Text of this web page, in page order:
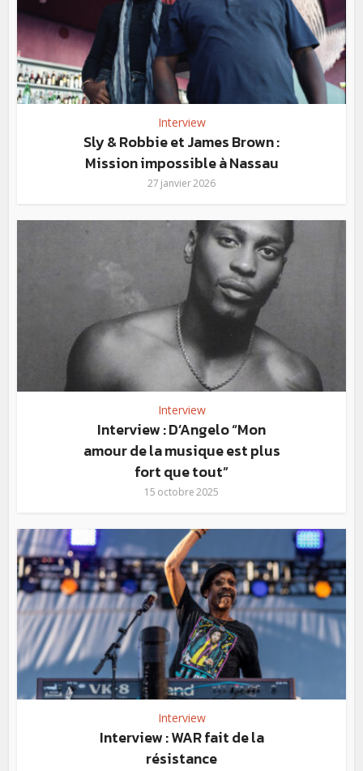
Interview
Sly & Robbie et James Brown :
Mission impossible à Nassau
27 janvier 2026
Interview
Interview : D’Angelo “Mon
amour de la musique est plus
fort que tout”
15 octobre 2025
Interview
Interview : WAR fait de la
résistance